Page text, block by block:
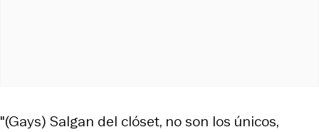
"(Gays) Salgan del clóset, no son los únicos,